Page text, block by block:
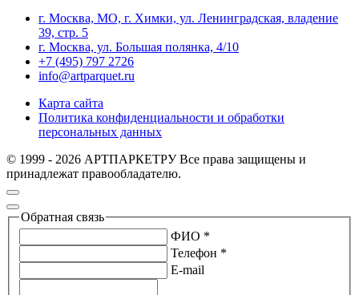
г. Москва, МО, г. Химки, ул. Ленинградская, владение
39, стр. 5
г. Москва, ул. Большая полянка, 4/10
+7 (495) 797 2726
info@artparquet.ru
Карта сайта
Политика конфиденциальности и обработки
персональных данных
© 1999 - 2026 АРТПАРКЕТРУ Все права защищены и
принадлежат правообладателю.
Обратная связь
ФИО *
Телефон *
E-mail